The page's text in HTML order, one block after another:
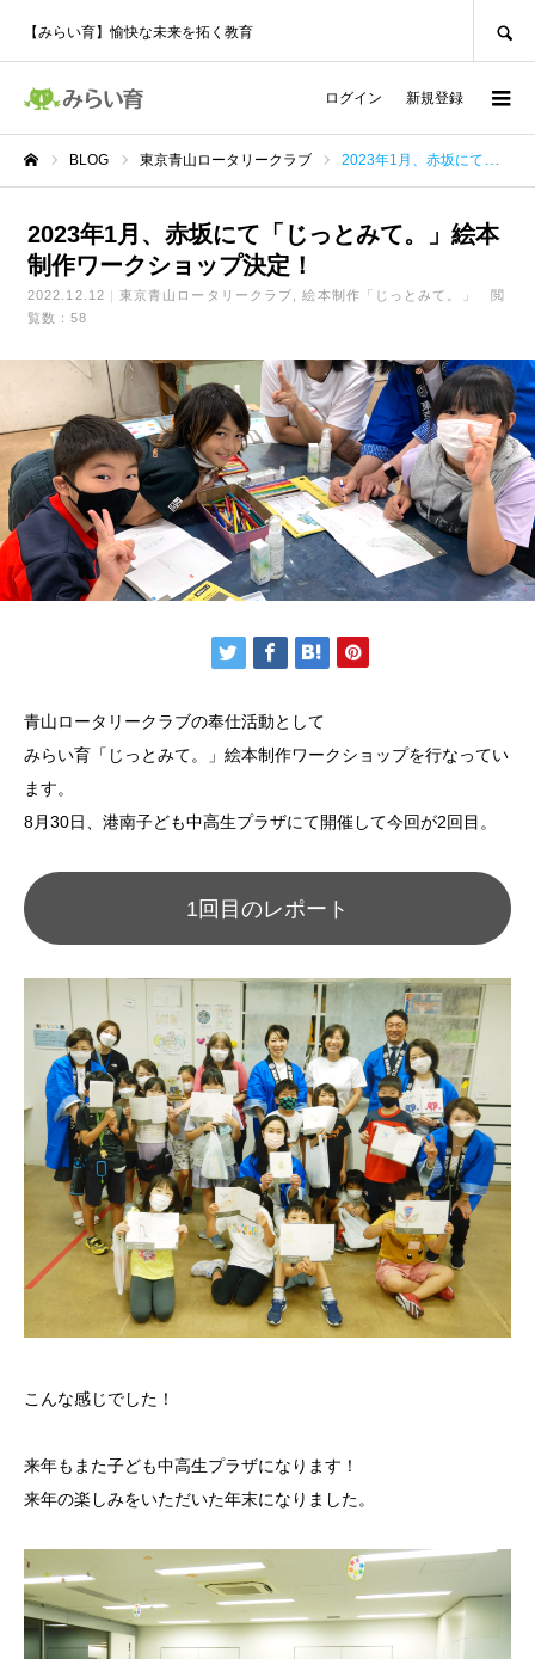
【みらい育】愉快な未来を拓く教育
ログイン 新規登録
BLOG 東京青山ロータリークラブ 2023年1月、赤坂にて「じっとみて。」絵本制作ワークショップ決定！
2023年1月、赤坂にて「じっとみて。」絵本
制作ワークショップ決定！
2022.12.12 東京青山ロータリークラブ 絵本制作「じっとみて。」
閲
覧数：58
青山ロータリークラブの奉仕活動として
みらい育「じっとみて。」絵本制作ワークショップを行なってい
ます。
8月30日、港南子ども中高生プラザにて開催して今回が2回目。
1回目のレポート
こんな感じでした！
来年もまた子ども中高生プラザになります！
来年の楽しみをいただいた年末になりました。